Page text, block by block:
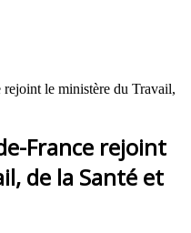
le ministère du Travail,
France rejoint
de la Santé et